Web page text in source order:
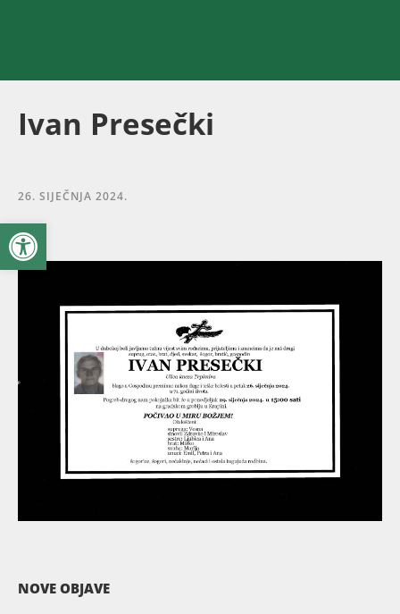
Open toolbar
Ivan Presečki
26. SIJEČNJA 2024.
NOVE OBJAVE